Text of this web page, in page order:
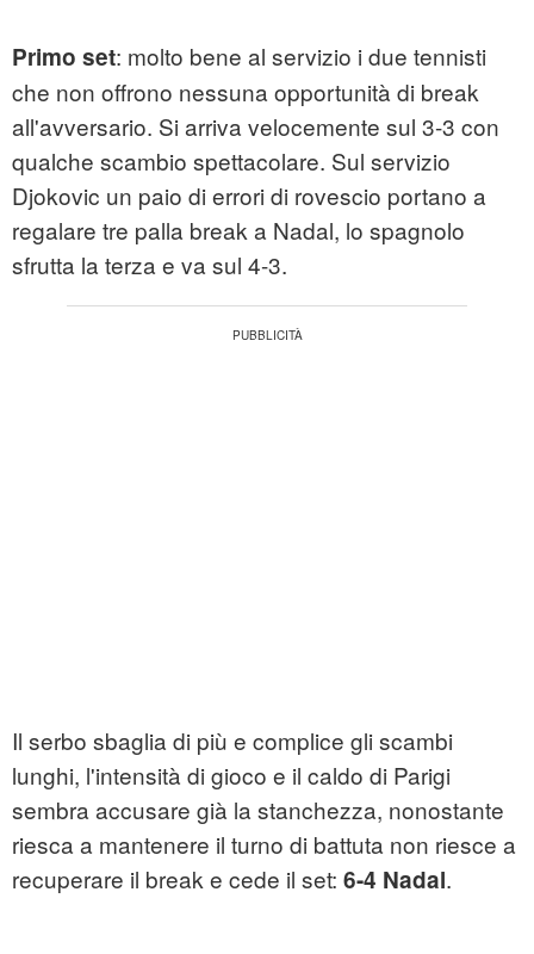
Primo set: molto bene al servizio i due tennisti
che non offrono nessuna opportunità di break
all'avversario. Si arriva velocemente sul 3-3 con
qualche scambio spettacolare. Sul servizio
Djokovic un paio di errori di rovescio portano a
regalare tre palla break a Nadal, lo spagnolo
sfrutta la terza e va sul 4-3.
Il serbo sbaglia di più e complice gli scambi
lunghi, l'intensità di gioco e il caldo di Parigi
sembra accusare già la stanchezza, nonostante
riesca a mantenere il turno di battuta non riesce a
recuperare il break e cede il set: 6-4 Nadal.